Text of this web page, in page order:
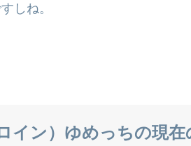
しね。
イン）ゆめっちの現